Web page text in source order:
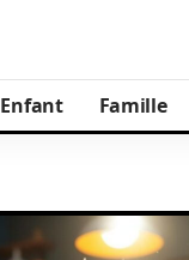
Enfant Famille